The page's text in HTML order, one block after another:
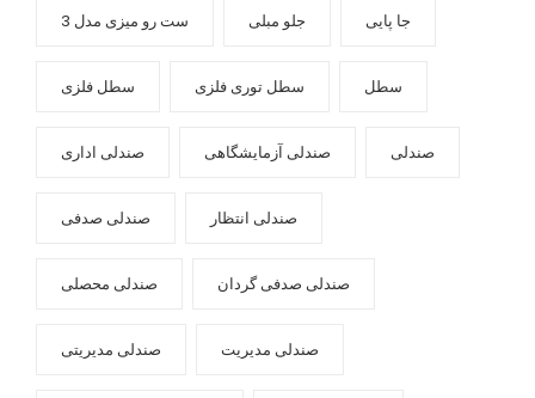
جا پایی جلو مبلی ست رو میزی مدل 3
سطل سطل توری فلزی سطل فلزی
صندلی صندلی آزمایشگاهی صندلی اداری
صندلی انتظار صندلی صدفی
صندلی صدفی گردان صندلی محصلی
صندلی مدیریت صندلی مدیریتی